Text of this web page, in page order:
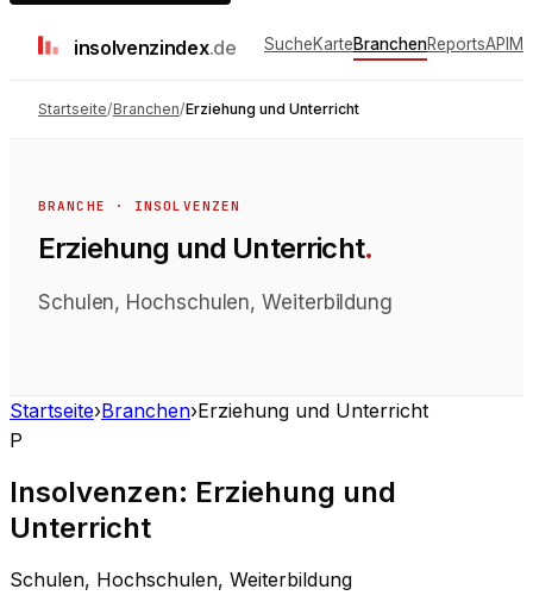
insolvenzindex.de SucheKarteBranchenReportsAPI
Startseite/Branchen/Erziehung und Unterricht
BRANCHE · INSOLVENZEN
Erziehung und Unterricht.
Schulen, Hochschulen, Weiterbildung
Startseite›Branchen›Erziehung und Unterricht
P
Insolvenzen: Erziehung und
Unterricht
Schulen, Hochschulen, Weiterbildung